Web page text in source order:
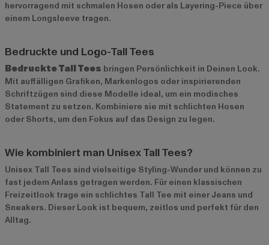
hervorragend mit schmalen Hosen oder als Layering-Piece über
einem Longsleeve tragen.
Bedruckte und Logo-Tall Tees
Bedruckte Tall Tees bringen Persönlichkeit in Deinen Look.
Mit auffälligen Grafiken, Markenlogos oder inspirierenden
Schriftzügen sind diese Modelle ideal, um ein modisches
Statement zu setzen. Kombiniere sie mit schlichten Hosen
oder Shorts, um den Fokus auf das Design zu legen.
Wie kombiniert man Unisex Tall Tees?
Unisex Tall Tees sind vielseitige Styling-Wunder und können zu
fast jedem Anlass getragen werden. Für einen klassischen
Freizeitlook trage ein schlichtes Tall Tee mit einer Jeans und
Sneakers. Dieser Look ist bequem, zeitlos und perfekt für den
Alltag.